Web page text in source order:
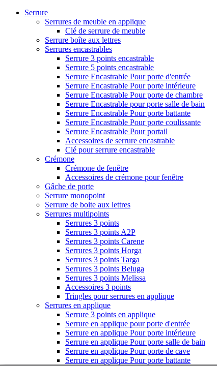
Serrure
Serrures de meuble en applique
Clé de serrure de meuble
Serrure boîte aux lettres
Serrures encastrables
Serrure 3 points encastrable
Serrure 5 points encastrable
Serrure Encastrable Pour porte d'entrée
Serrure Encastrable Pour porte intérieure
Serrure Encastrable Pour porte de chambre
Serrure Encastrable pour porte salle de bain
Serrure Encastrable Pour porte battante
Serrure Encastrable Pour porte coulissante
Serrure Encastrable Pour portail
Accessoires de serrure encastrable
Clé pour serrure encastrable
Crémone
Crémone de fenêtre
Accessoires de crémone pour fenêtre
Gâche de porte
Serrure monopoint
Serrure de boite aux lettres
Serrures multipoints
Serrures 3 points
Serrures 3 points A2P
Serrures 3 points Carene
Serrures 3 points Horga
Serrures 3 points Targa
Serrures 3 points Beluga
Serrures 3 points Melissa
Accessoires 3 points
Tringles pour serrures en applique
Serrures en applique
Serrure 3 points en applique
Serrure en applique pour porte d'entrée
Serrure en applique Pour porte intérieure
Serrure en applique Pour porte salle de bain
Serrure en applique Pour porte de cave
Serrure en applique Pour porte battante